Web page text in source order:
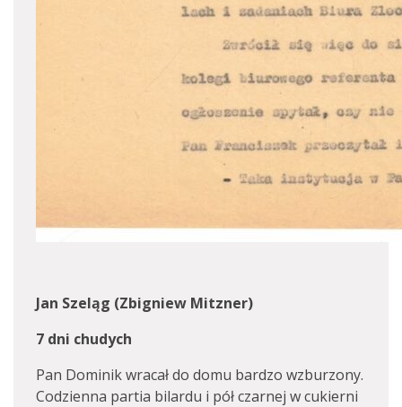
Jan Szeląg (Zbigniew Mitzner)
7 dni chudych
Pan Dominik wracał do domu bardzo wzburzony.
Codzienna partia bilardu i pół czarnej w cukierni